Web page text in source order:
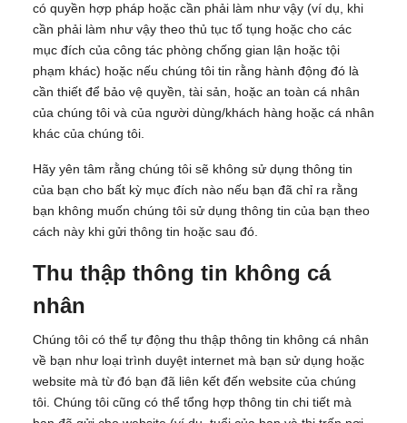
có quyền hợp pháp hoặc cần phải làm như vậy (ví dụ, khi
cần phải làm như vậy theo thủ tục tố tụng hoặc cho các
mục đích của công tác phòng chống gian lận hoặc tội
phạm khác) hoặc nếu chúng tôi tin rằng hành động đó là
cần thiết để bảo vệ quyền, tài sản, hoặc an toàn cá nhân
của chúng tôi và của người dùng/khách hàng hoặc cá nhân
khác của chúng tôi.
Hãy yên tâm rằng chúng tôi sẽ không sử dụng thông tin
của bạn cho bất kỳ mục đích nào nếu bạn đã chỉ ra rằng
bạn không muốn chúng tôi sử dụng thông tin của bạn theo
cách này khi gửi thông tin hoặc sau đó.
Thu thập thông tin không cá
nhân
Chúng tôi có thể tự động thu thập thông tin không cá nhân
về bạn như loại trình duyệt internet mà bạn sử dụng hoặc
website mà từ đó bạn đã liên kết đến website của chúng
tôi. Chúng tôi cũng có thể tổng hợp thông tin chi tiết mà